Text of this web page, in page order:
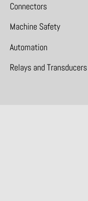
Connectors
Machine Safety
Automation
Relays and Transducers